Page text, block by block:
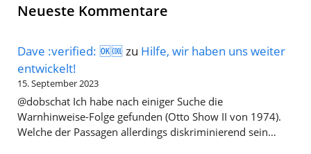
Neueste Kommentare
Dave :verified: 🆗🆒 zu Hilfe, wir haben uns weiter
entwickelt!
15. September 2023
@dobschat Ich habe nach einiger Suche die
Warnhinweise-Folge gefunden (Otto Show II von 1974).
Welche der Passagen allerdings diskriminierend sein…